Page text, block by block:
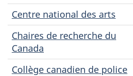
Centre national des arts
Chaires de recherche du
Canada
Collège canadien de police